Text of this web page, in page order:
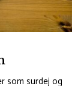
som surdej og